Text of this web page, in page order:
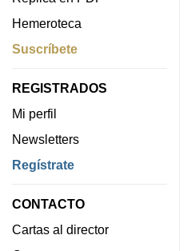
Hemeroteca
Suscríbete
REGISTRADOS
Mi perfil
Newsletters
Regístrate
CONTACTO
Cartas al director